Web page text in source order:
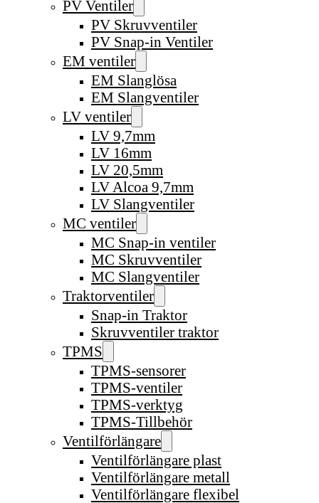
PV Ventiler
PV Skruvventiler
PV Snap-in Ventiler
EM ventiler
EM Slanglösa
EM Slangventiler
LV ventiler
LV 9,7mm
LV 16mm
LV 20,5mm
LV Alcoa 9,7mm
LV Slangventiler
MC ventiler
MC Snap-in ventiler
MC Skruvventiler
MC Slangventiler
Traktorventiler
Snap-in Traktor
Skruvventiler traktor
TPMS
TPMS-sensorer
TPMS-ventiler
TPMS-verktyg
TPMS-Tillbehör
Ventilförlängare
Ventilförlängare plast
Ventilförlängare metall
Ventilförlängare flexibel